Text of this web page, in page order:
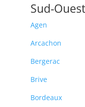
Sud-Ouest
Agen
Arcachon
Bergerac
Brive
Bordeaux